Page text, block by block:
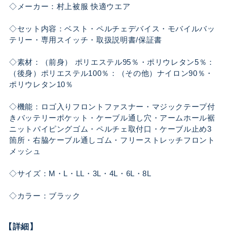
◇メーカー：村上被服 快適ウエア
◇セット内容：ベスト・ペルチェデバイス・モバイルバッ
テリー・専用スイッチ・取扱説明書/保証書
◇素材：（前身） ポリエステル95％・ポリウレタン5％：
（後身）ポリエステル100％：（その他）ナイロン90％・
ポリウレタン10％
◇機能：ロゴ入りフロントファスナー・マジックテープ付
きバッテリーポケット・ケーブル通し穴・アームホール裾
ニットパイピングゴム・ペルチェ取付口・ケーブル止め3
箇所・右脇ケーブル通しゴム・フリーストレッチフロント
メッシュ
◇サイズ：M・L・LL・3L・4L・6L・8L
◇カラー：ブラック
【詳細】